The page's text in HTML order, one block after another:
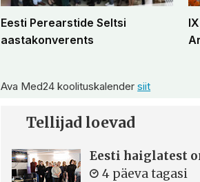
Eesti Perearstide Seltsi
aastakonverents
Ava Med24 koolituskalendersiit
Tellijad loevad
Eesti haiglatest
4 päeva tagasi